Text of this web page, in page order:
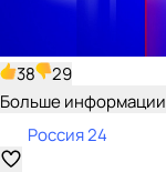
38
29
Больше информации
Россия 24